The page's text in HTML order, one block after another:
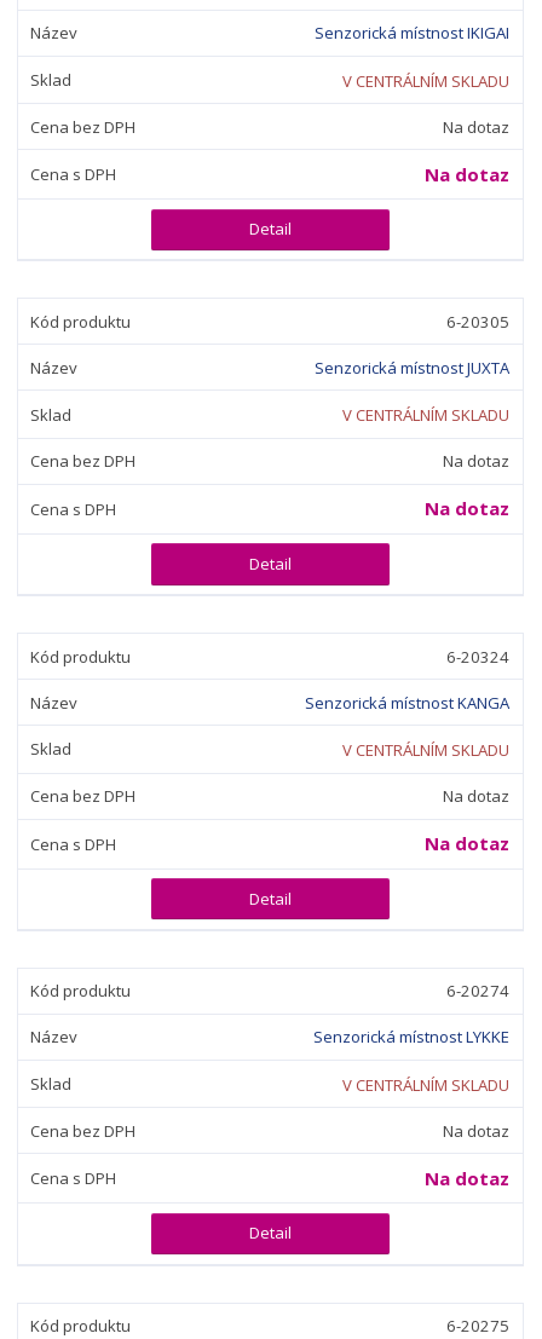
Senzorická místnost IKIGAI
V CENTRÁLNÍM SKLADU
Na dotaz
Na dotaz
Detail
6-20305
Senzorická místnost JUXTA
V CENTRÁLNÍM SKLADU
Na dotaz
Na dotaz
Detail
6-20324
Senzorická místnost KANGA
V CENTRÁLNÍM SKLADU
Na dotaz
Na dotaz
Detail
6-20274
Senzorická místnost LYKKE
V CENTRÁLNÍM SKLADU
Na dotaz
Na dotaz
Detail
6-20275